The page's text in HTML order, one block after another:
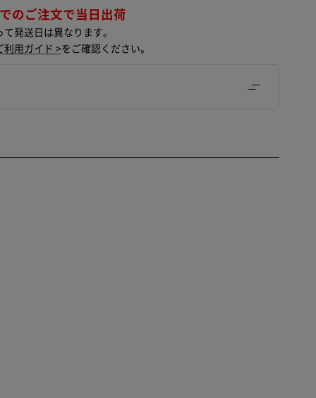
のご注文で当日出荷
発送日は異なります。
利用ガイド >をご確認ください。